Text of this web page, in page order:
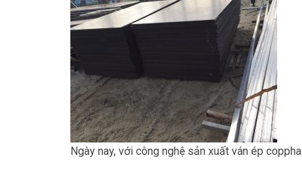
Ngày nay, với công nghệ sản xuất ván ép